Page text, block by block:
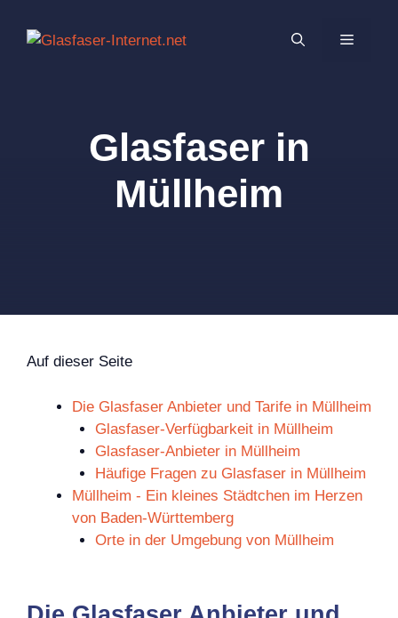
Inhalt
MENÜ
Glasfaser in
Müllheim
Auf dieser Seite
Die Glasfaser Anbieter und Tarife in Müllheim
Glasfaser-Verfügbarkeit in Müllheim
Glasfaser-Anbieter in Müllheim
Häufige Fragen zu Glasfaser in Müllheim
Müllheim - Ein kleines Städtchen im Herzen
von Baden-Württemberg
Orte in der Umgebung von Müllheim